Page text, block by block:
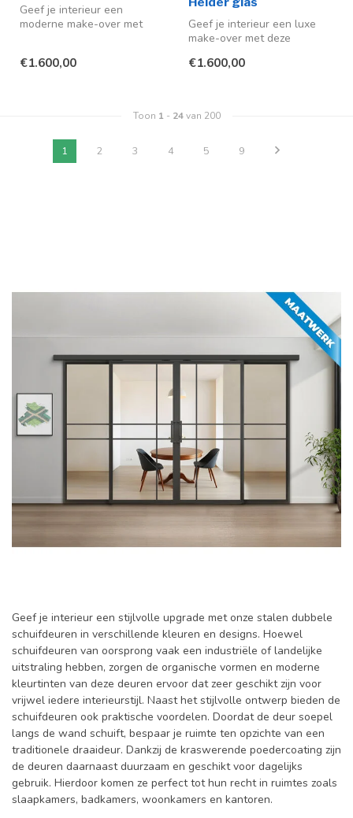
Geef je interieur een
moderne make-over met
€1.600,00
Geef je interieur een luxe
make-over met deze
in ...
€1.600,00
Toon 1- 24van 200
1 2 3 4 5 9
Geef je interieur een stijlvolle upgrade met onze stalen dubbele
schuifdeuren in verschillende kleuren en designs. Hoewel
schuifdeuren van oorsprong vaak een industriële of landelijke
uitstraling hebben, zorgen de organische vormen en moderne
kleurtinten van deze deuren ervoor dat zeer geschikt zijn voor
vrijwel iedere interieurstijl. Naast het stijlvolle ontwerp bieden de
schuifdeuren ook praktische voordelen. Doordat de deur soepel
langs de wand schuift, bespaar je ruimte ten opzichte van een
traditionele draaideur. Dankzij de kraswerende poedercoating zijn
de deuren daarnaast duurzaam en geschikt voor dagelijks
gebruik. Hierdoor komen ze perfect tot hun recht in ruimtes zoals
slaapkamers, badkamers, woonkamers en kantoren.